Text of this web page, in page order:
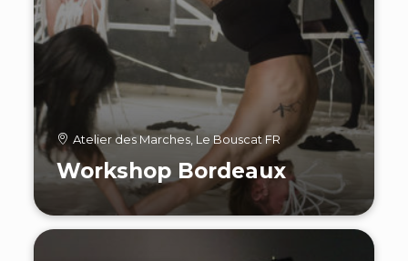
Atelier des Marches, Le Bouscat FR
Workshop Bordeaux